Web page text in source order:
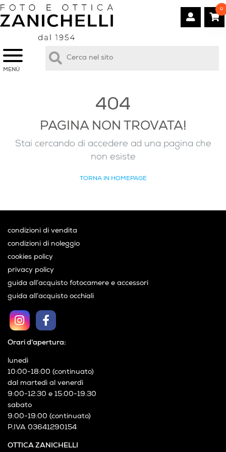
MENÙ
0
404
PAGINA NON TROVATA!
Stai cercando di accedere ad una pagina che
non esiste
TORNA IN HOMEPAGE
OTTICA ZANICHELLI
Orari d'apertura:
lunedì
10:00-18:00 (continuato)
dal martedì al venerdì
9:00-12:30 e 15:00-19:30
sabato
9:00-19:00 (continuato)
P.IVA 03641290154
condizioni di vendita
condizioni di noleggio
cookies policy
privacy policy
guida all’acquisto fotocamere e accessori
guida all’acquisto occhiali